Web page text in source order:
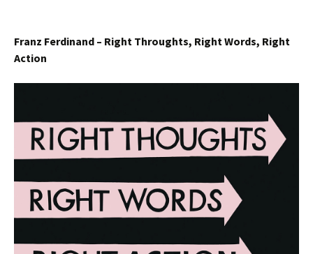
Franz Ferdinand – Right Throughts, Right Words, Right
Action